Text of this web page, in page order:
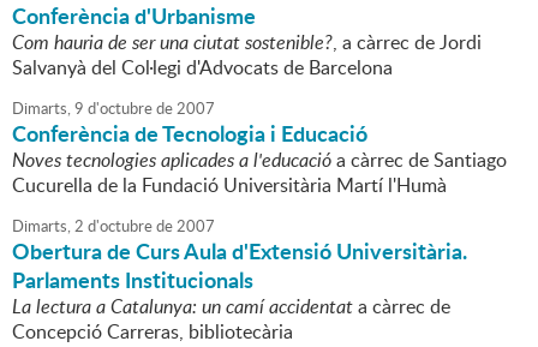
Conferència d'Urbanisme
Com hauria de ser una ciutat sostenible?, a càrrec de Jordi
Salvanyà del Col·legi d'Advocats de Barcelona
Dimarts,9 d'octubrede2007
Conferència de Tecnologia i Educació
Noves tecnologies aplicades a l'educacióa càrrec de Santiago
Cucurella de la Fundació Universitària Martí l'Humà
Dimarts,2 d'octubrede2007
Obertura de Curs Aula d'Extensió Universitària.
Parlaments Institucionals
La lectura a Catalunya: un camí accidentata càrrec de
Concepció Carreras, bibliotecària